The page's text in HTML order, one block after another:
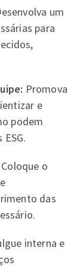
um
para
Promova
e
podem
Coloque o
das
interna e